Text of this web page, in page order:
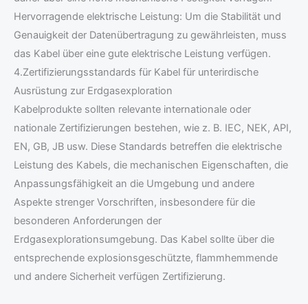
Hervorragende elektrische Leistung: Um die Stabilität und
Genauigkeit der Datenübertragung zu gewährleisten, muss
das Kabel über eine gute elektrische Leistung verfügen.
4.Zertifizierungsstandards für Kabel für unterirdische
Ausrüstung zur Erdgasexploration
Kabelprodukte sollten relevante internationale oder
nationale Zertifizierungen bestehen, wie z. B. IEC, NEK, API,
EN, GB, JB usw. Diese Standards betreffen die elektrische
Leistung des Kabels, die mechanischen Eigenschaften, die
Anpassungsfähigkeit an die Umgebung und andere
Aspekte strenger Vorschriften, insbesondere für die
besonderen Anforderungen der
Erdgasexplorationsumgebung. Das Kabel sollte über die
entsprechende explosionsgeschützte, flammhemmende
und andere Sicherheit verfügen Zertifizierung.